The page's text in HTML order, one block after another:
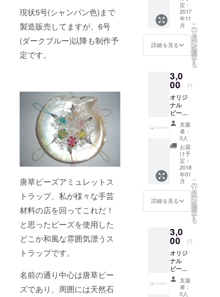
現状5号(シャンパン色)まで
製造販売してますが、6号
(ダークブルー)以降も制作予
定です。
唐草ビーズアミュレットス
トラップ、私が様々な手芸
材料の店を回ってこれだ！
と思ったビーズを使用した
どこか和風な雰囲気漂うス
トラップです。
名前の通り中心は唐草ビー
ズであり、周囲には天然石
クアマ
リン＆
ジョン
キル)、
8号(ア
クアマ
キート
パー
ズ)、10
号(シル
バー) こ
れらか
らお好
きな物
をお一
つお選
び下さ
い。
な物で
はあり
ます
が、
ゴール
ド・シ
ル
バー・
ト・ブ
ラック
のスト
ラップ
の4点
セット
です。
定：
2017
年11
月
詳細を見る
こ
の
リ
タ
ー
ン
を
選
択
す
る
3,0
00 円
オリジ
ナル
ビーズ
セット
レジン
製のオ
リジナ
ルビー
ズが5つ
セット
で差し
上げま
す。
オー
ダーメ
イドも
いま
す。 素
材提供
元(NO
IMAGE)
：
http://d
esign-
ec.com
支援
者：
0人
お届
け予
定：
2018
年01
月
詳細を見る
こ
の
リ
タ
ー
ン
を
選
択
す
る
3,0
00 円
オリジ
ナル
ビーズ
アミュ
レット
スト
支援
者：
0人